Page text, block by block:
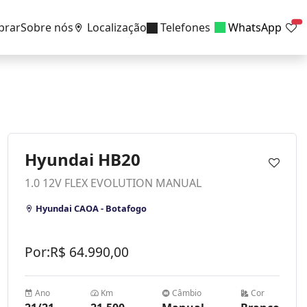
Sobre nós Localização Telefones WhatsApp
Hyundai HB20
1.0 12V FLEX EVOLUTION MANUAL
Hyundai CAOA - Botafogo
Por:R$ 64.990,00
Ano Km Câmbio Cor